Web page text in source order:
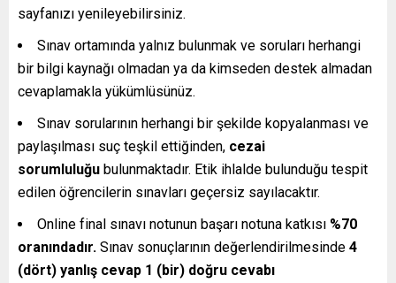
sayfanızı yenileyebilirsiniz.
Sınav ortamında yalnız bulunmak ve soruları herhangi
bir bilgi kaynağı olmadan ya da kimseden destek almadan
cevaplamakla yükümlüsünüz.
Sınav sorularının herhangi bir şekilde kopyalanması ve
paylaşılması suç teşkil ettiğinden, cezai
sorumluluğu bulunmaktadır. Etik ihlalde bulunduğu tespit
edilen öğrencilerin sınavları geçersiz sayılacaktır.
Online final sınavı notunun başarı notuna katkısı %70
oranındadır. Sınav sonuçlarının değerlendirilmesinde 4
(dört) yanlış cevap 1 (bir) doğru cevabı